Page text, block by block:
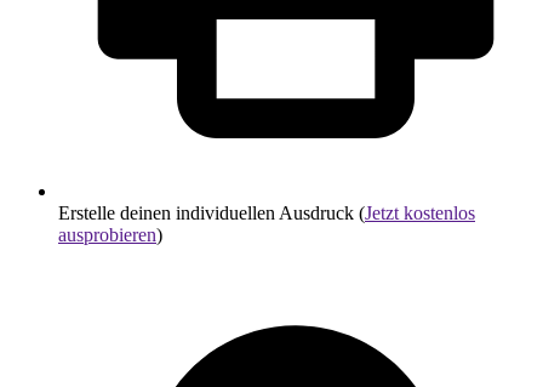
Erstelle deinen individuellen Ausdruck (Jetzt kostenlos
ausprobieren)